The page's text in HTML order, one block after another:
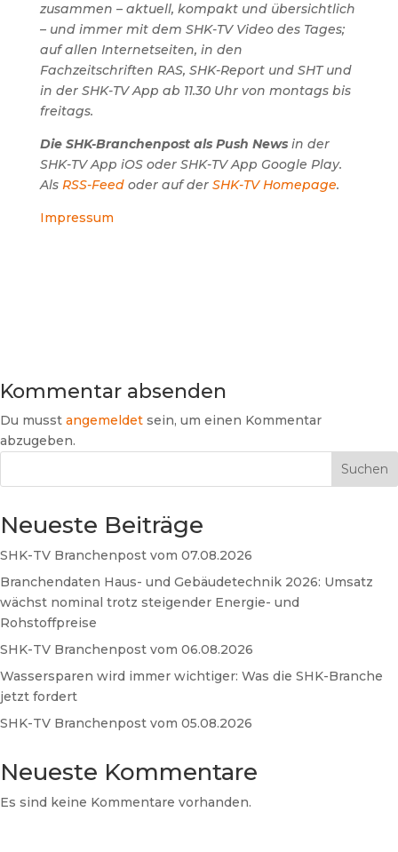
zusammen – aktuell, kompakt und übersichtlich
– und immer mit dem SHK-TV Video des Tages;
auf allen Internetseiten, in den
Fachzeitschriften RAS, SHK-Report und SHT und
in der SHK-TV App ab 11.30 Uhr von montags bis
freitags.
Die SHK-Branchenpost als Push Newsin der
SHK-TV App iOS oder SHK-TV App Google Play.
Als RSS-Feedoder auf der SHK-TV Homepage.
Impressum
Kommentar absenden
Du musst angemeldet sein, um einen Kommentar
abzugeben.
Suchen
Neueste Beiträge
SHK-TV Branchenpost vom 07.08.2026
Branchendaten Haus- und Gebäudetechnik 2026: Umsatz
wächst nominal trotz steigender Energie- und
Rohstoffpreise
SHK-TV Branchenpost vom 06.08.2026
Wassersparen wird immer wichtiger: Was die SHK-Branche
jetzt fordert
SHK-TV Branchenpost vom 05.08.2026
Neueste Kommentare
Es sind keine Kommentare vorhanden.